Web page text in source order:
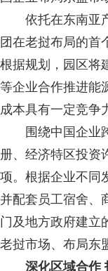
依托在东南亚产
团在老挝布局的首
根据规划，园区将
等企业合作推进能
成本具有一定竞争
围绕中国企业跨
册、经济特区投资
项。根据企业不同
并配套员工宿舍、
门及地方政府建立
老挝市场、布局东
深化区域合作